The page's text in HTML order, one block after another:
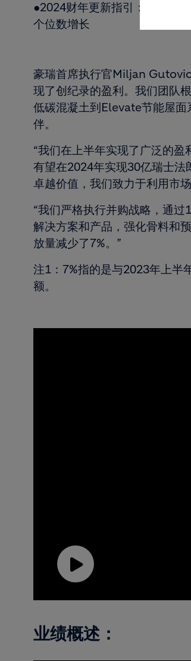
●2024财年更新指引：经常性
个位数增长
豪瑞首席执行官Miljan
现了创纪录的盈利。我们团队
低碳混凝土到Elevate节能屋面
伴。
“我们在上半年实现了广泛的
有望在2024年实现30亿瑞士法
卓越价值，我们致力于利用市
“我们严格执行并购战略，通
解决方案和产品，强化骨料和
放量减少了7%。”
注1：7%指的是与2023年上半
额。
Play
Video
业绩概述：